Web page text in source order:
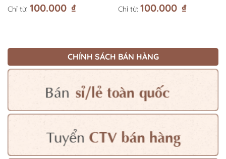
Chỉ từ: 100.000 ₫ Chỉ từ: 100.000 ₫
CHÍNH SÁCH BÁN HÀNG